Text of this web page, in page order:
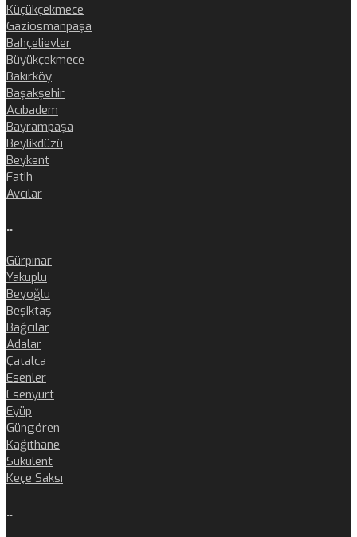
Küçükçekmece
Gaziosmanpaşa
Bahçelievler
Büyükçekmece
Bakırköy
Başakşehir
Acıbadem
Bayrampaşa
Beylikdüzü
Beykent
Fatih
Avcılar
..
Gürpınar
Yakuplu
Beyoğlu
Beşiktaş
Bağcılar
Adalar
Çatalca
Esenler
Esenyurt
Eyüp
Güngören
Kağıthane
Sukulent
Keçe Saksı
..